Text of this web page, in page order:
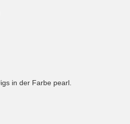
in der Farbe pearl.